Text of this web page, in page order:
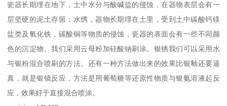
瓷器长期埋在地下，土中水分与酸碱盐的侵蚀，在器物表层会有一
层坚硬的泥土存留；水绣，器物长期埋在土里，受到土中碳酸钙镁
盐类及氧化铁，碳酸铜等物质的侵蚀，瓷器的表面会有一些不同颜
色的沉淀物。我们采用云母粉加硅酸钠刷涂。银锈我们可以采用水
与银粉混合喷刷的方法。还有一种方法做出来的效果比银釉还要逼
真，就是银镜反应，方法是用葡萄糖等还原性物质与银氨溶液起反
应，效果好于直接混合喷涂。